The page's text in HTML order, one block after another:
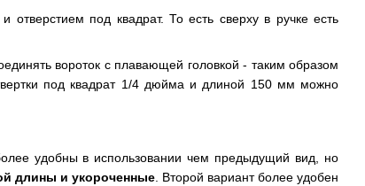
отверстием под квадрат. То есть сверху в ручке есть
вороток с плавающей головкой - таким образом
под квадрат 1/4 дюйма и длиной 150 мм можно
удобны в использовании чем предыдущий вид, но
длины и укороченные. Второй вариант более удобен